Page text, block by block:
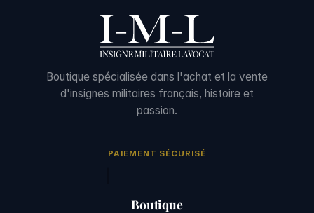
Boutique spécialisée dans l'achat et la vente
d'insignes militaires français, histoire et
passion.
PAIEMENT SÉCURISÉ
Boutique